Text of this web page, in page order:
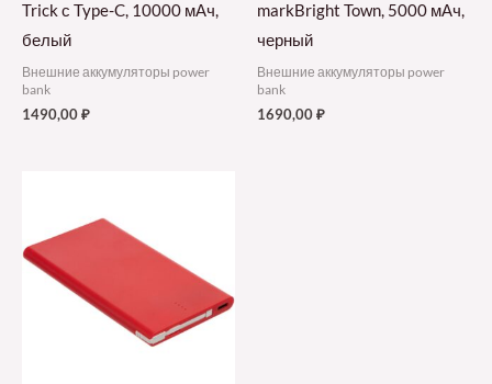
Trick с Type-C, 10000 мАч,
белый
Внешние аккумуляторы power
bank
1490,00₽
markBright Town, 5000 мАч,
черный
Внешние аккумуляторы power
bank
1690,00₽